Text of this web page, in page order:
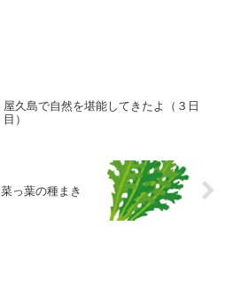
屋久島で自然を堪能してきたよ（３日
目）
菜っ葉の種まき